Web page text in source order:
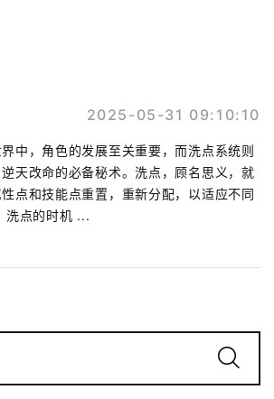
2025-05-31 09:10:10
中，角色的发展至关重要，而洗点系统则
天改命的必备秘术。洗点，顾名思义，就
点和技能点重置，重新分配，以适应不同
洗点的时机 ...